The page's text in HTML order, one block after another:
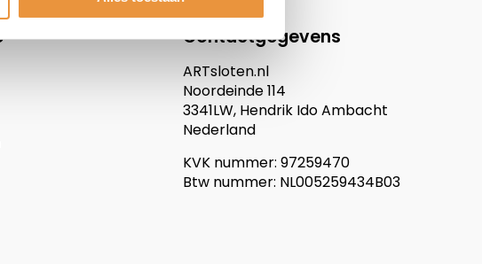
Contactgegevens
ARTsloten.nl
Noordeinde 114
3341LW, Hendrik Ido Ambacht
Nederland
KVK nummer: 97259470
Btw nummer: NL005259434B03